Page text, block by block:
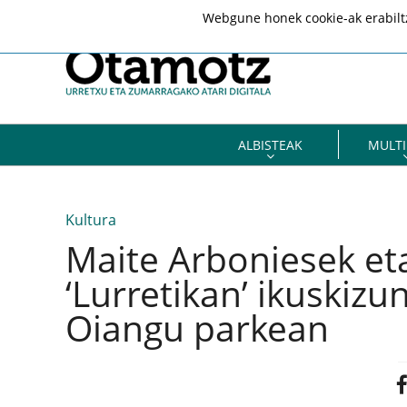
ALBISTEAK
Kultura
Maite Arboniesek
‘Lurretikan’
Oiangu parkean
Webgune honek cookie-ak